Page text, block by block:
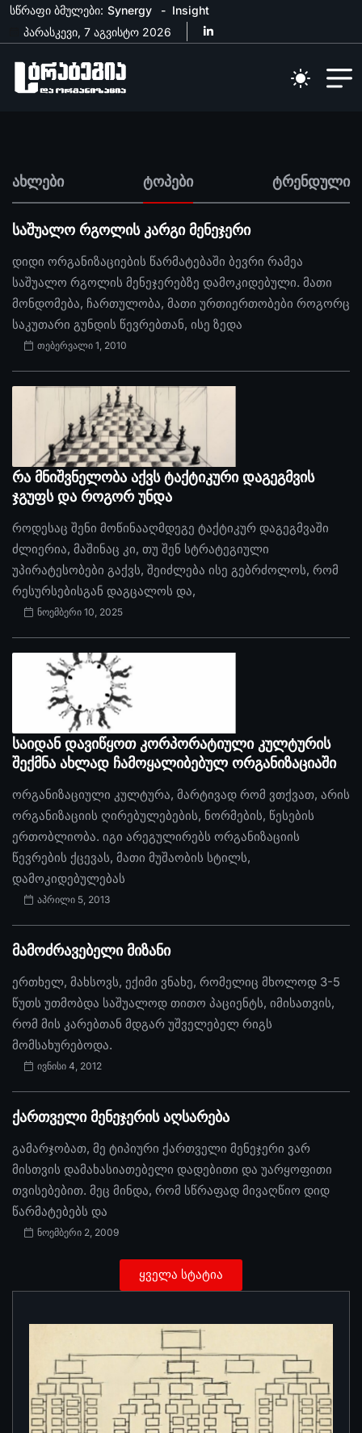
სწრაფი ბმულები: Synergy
Insight
პარასკევი, 7 აგვისტო 2026
ახლები ტოპები ტრენდული
საშუალო რგოლის კარგი მენეჯერი
დიდი ორგანიზაციების წარმატებაში ბევრი რამეა
საშუალო რგოლის მენეჯერებზე დამოკიდებული. მათი
მონდომება, ჩართულობა, მათი ურთიერთობები როგორც
საკუთარი გუნდის წევრებთან, ისე ზედა
თებერვალი 1, 2010
რა მნიშვნელობა აქვს ტაქტიკური დაგეგმვის
ჯგუფს და როგორ უნდა
როდესაც შენი მოწინააღმდეგე ტაქტიკურ დაგეგმვაში
ძლიერია, მაშინაც კი, თუ შენ სტრატეგიული
უპირატესობები გაქვს, შეიძლება ისე გებრძოლოს, რომ
რესურსებისგან დაგცალოს და,
ნოემბერი 10, 2025
საიდან დავიწყოთ კორპორატიული კულტურის
შექმნა ახლად ჩამოყალიბებულ ორგანიზაციაში
ორგანიზაციული კულტურა, მარტივად რომ ვთქვათ, არის
ორგანიზაციის ღირებულებების, ნორმების, წესების
ერთობლიობა. იგი არეგულირებს ორგანიზაციის
წევრების ქცევას, მათი მუშაობის სტილს,
დამოკიდებულებას
აპრილი 5, 2013
მამოძრავებელი მიზანი
ერთხელ, მახსოვს, ექიმი ვნახე, რომელიც მხოლოდ 3-5
წუთს უთმობდა საშუალოდ თითო პაციენტს, იმისათვის,
რომ მის კარებთან მდგარ უშველებელ რიგს
მომსახურებოდა.
ივნისი 4, 2012
ქართველი მენეჯერის აღსარება
გამარჯობათ, მე ტიპიური ქართველი მენეჯერი ვარ
მისთვის დამახასიათებელი დადებითი და უარყოფითი
თვისებებით. მეც მინდა, რომ სწრაფად მივაღწიო დიდ
წარმატებებს და
ნოემბერი 2, 2009
ყველა სტატია